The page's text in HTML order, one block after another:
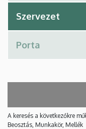
A keresés a következőkre
Beosztás, Munkakör, Mellék